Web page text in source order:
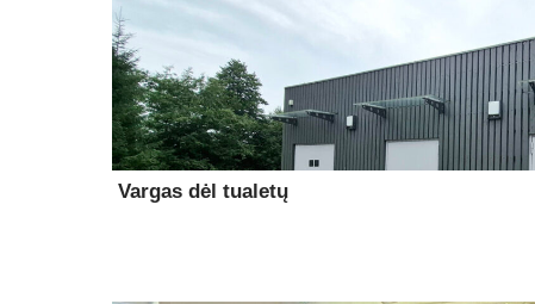
Vargas dėl tualetų